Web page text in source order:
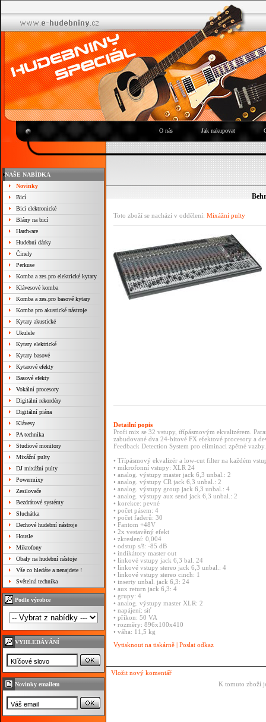
O nás Jak nakupovat
NAŠE NABÍDKA
Novinky
Bicí
Bicí elektronické
Blány na bicí
Hardware
Hudební dárky
Činely
Perkuse
Komba a zes.pro elektrické kytary
Klávesové komba
Komba a zes.pro basové kytary
Komba pro akustické nástroje
Kytary akustické
Ukulele
Kytary elektrické
Kytary basové
Kytarové efekty
Basové efekty
Vokální procesory
Digitální rekordéry
Digitální piána
Klávesy
PA technika
Studiové monitory
Mixážní pulty
DJ mixážní pulty
Powermixy
Zesilovače
Bezdrátové systémy
Sluchátka
Dechové hudební nástroje
Housle
Mikrofony
Obaly na hudební nástoje
Vše co hledáte a nenajdete !
Světelná technika
Podle výrobce
VYHLEDÁVÁNÍ
Novinky emailem
Toto zboží se nachází v oddělení: Mixážní pulty
Detailní popis
Profi mix se 32 vstupy, třípásmovým ekvalizérem.
zabudované dva 24-bitové FX efektové procesory a
Feedback Detection System pro eliminaci zpětné vazby.
• Třípásmový ekvalizér a low-cut filter na každém
• mikrofonní vstupy: XLR 24
• analog. výstupy master jack 6,3 unbal.: 2
• analog. výstupy CR jack 6,3 unbal.: 2
• analog. výstupy group jack 6,3 unbal.: 4
• analog. výstupy aux send jack 6,3 unbal.: 2
• korekce: pevné
• počet pásem: 4
• počet faderů: 30
• Fantom +48V
• 2x vestavěný efekt
• zkreslení: 0,004
• odstup s/š: -85 dB
• indikátory master out
• linkové vstupy jack 6,3 bal. 24
• linkové vstupy stereo jack 6,3 unbal.: 4
• linkové vstupy stereo cinch: 1
• inserty unbal. jack 6,3: 24
• aux return jack 6,3: 4
• grupy: 4
• analog. výstupy master XLR: 2
• napájení: síť
• příkon: 50 VA
• rozměry: 896x100x410
• váha: 11,5 kg
Vytisknout na tiskárně | Poslat odkaz
Vložit nový komentář
K tomuto zboží